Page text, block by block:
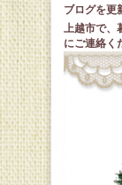
ブログを更
上越市で、
にご連絡く